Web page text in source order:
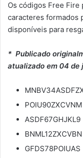
Os códigos Free Fire
caracteres formados
disponíveis para
* Publicado
atualizado em 04 de
POIU90ZXCVNM
ASDF67GHJKL9
BNML12ZXCVBN
GFDS78POIUAS